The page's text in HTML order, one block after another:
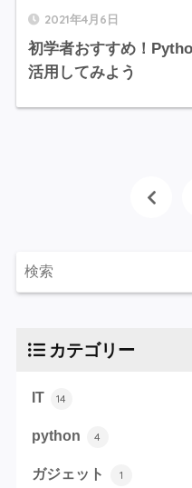
2021年4月6日
初学者おすすめ！
活用してみよう
カテゴリー
IT 14
python 4
ガジェット 1